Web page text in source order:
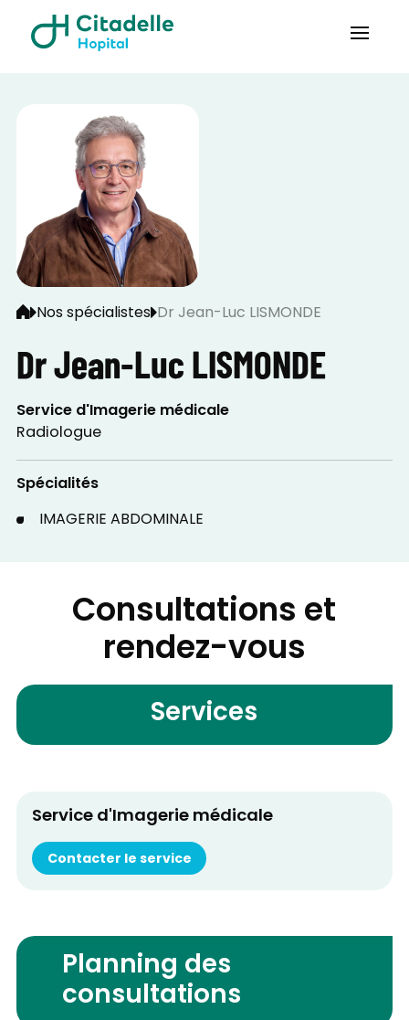
Nos spécialistes Dr Jean-Luc LISMONDE
Dr Jean-Luc LISMONDE
Service d'Imagerie médicale
Radiologue
Spécialités
IMAGERIE ABDOMINALE
Consultations et
rendez-vous
Services
Service d'Imagerie médicale
Contacter le service
Planning des
consultations